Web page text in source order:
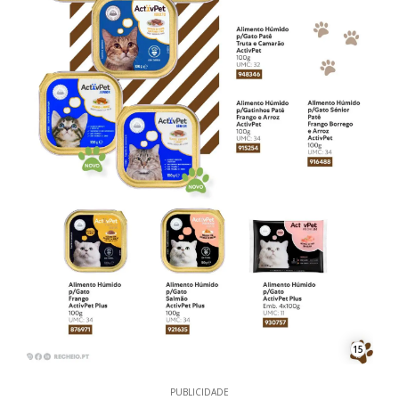
15
PUBLICIDADE